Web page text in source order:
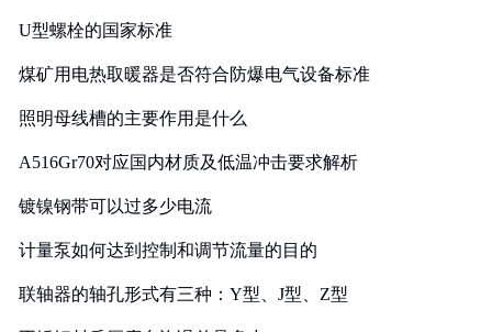
U型螺栓的国家标准
煤矿用电热取暖器是否符合防爆电气设备标准
照明母线槽的主要作用是什么
A516Gr70对应国内材质及低温冲击要求解析
镀镍钢带可以过多少电流
计量泵如何达到控制和调节流量的目的
联轴器的轴孔形式有三种：Y型、J型、Z型